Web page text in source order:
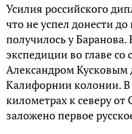
Усилия российского
что не успел донести
получилось у Баранова.
экспедиции во главе
Александром Кусковым
Калифорнии колонии. В
километрах к северу
заложено первое